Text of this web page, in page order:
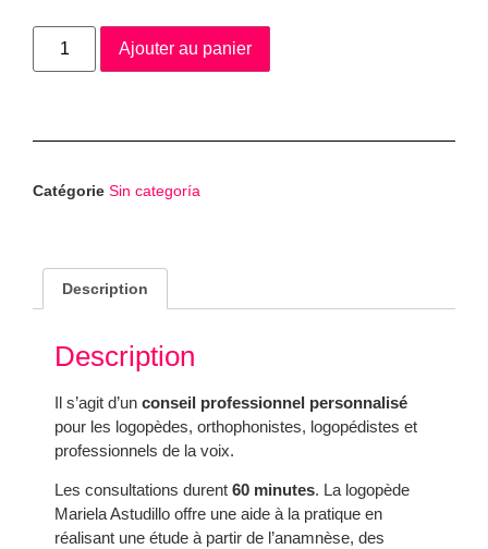
Ajouter au panier
Catégorie Sin categoría
Description
Description
Il s’agit d’un conseil professionnel personnalisé
pour les logopèdes, orthophonistes, logopédistes et
professionnels de la voix.
Les consultations durent 60 minutes. La logopède
Mariela Astudillo offre une aide à la pratique en
réalisant une étude à partir de l’anamnèse, des